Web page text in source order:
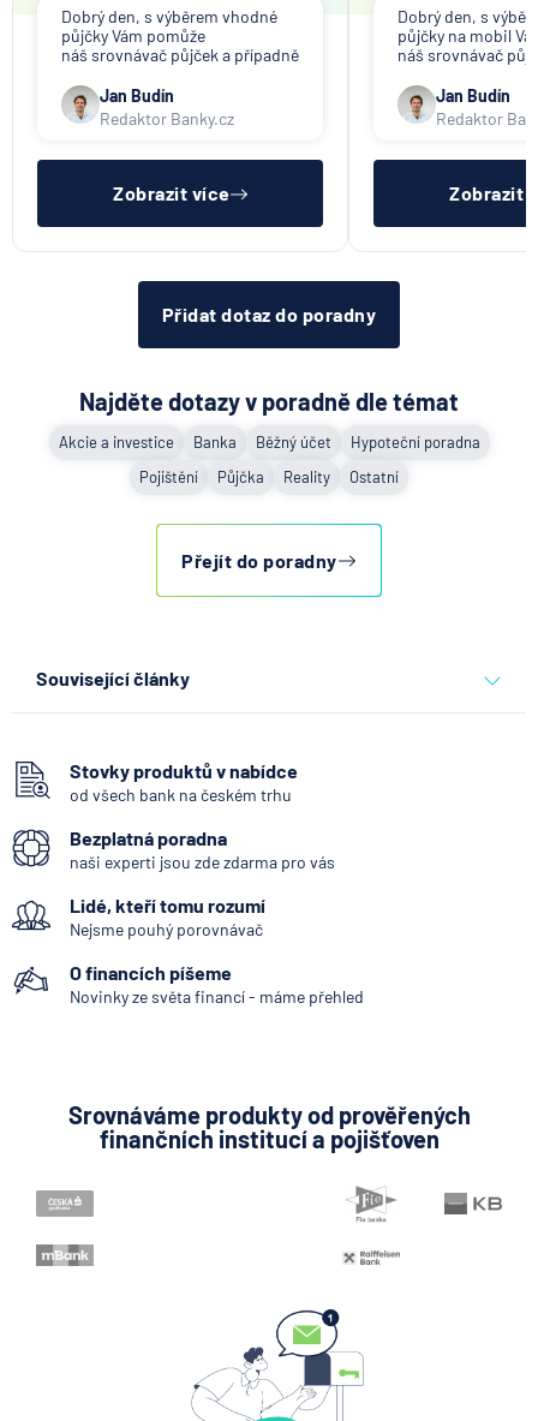
Dobrý den, s výběrem vhodné
půjčky Vám pomůže
náš srovnávač půjček a případně
půjček. Pro získání půjčky je
třeba mít dostatečný příjem,
nebýt ve zkušební ani výpovědní
Jan Budín
Redaktor Banky.cz
Zobrazit více
Dobrý den, s
půjčky na mobil
náš srovnávač
půjček. Pro získání
nákupu na
dostatečný
Jan Budín
Redaktor
Zobrazit
Přidat dotaz do poradny
Najděte dotazy v poradně dle témat
Akcie a investice Banka Běžný účet
Hypoteční poradna
Pojištění
Půjčka Reality Ostatní
Přejít do poradny
Související články
7.8.2026
6.8.2026 Daně
Když rozhoduje stres: nové
triky bankovních
podvodníků
Zobrazit všechny články
Stovky produktů v nabídce
od všech bank na českém trhu
Bezplatná poradna
naši experti jsou zde zdarma pro vás
Lidé, kteří tomu rozumí
Nejsme pouhý porovnávač
O financích píšeme
Novinky ze světa financí - máme přehled
Srovnáváme produkty od prověřených
finančních institucí a pojišťoven